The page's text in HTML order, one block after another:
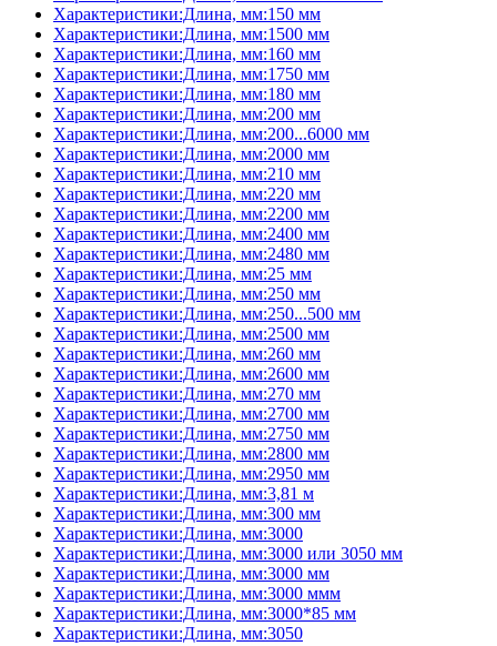
Характеристики:Длина, мм:150 мм
Характеристики:Длина, мм:1500 мм
Характеристики:Длина, мм:160 мм
Характеристики:Длина, мм:1750 мм
Характеристики:Длина, мм:180 мм
Характеристики:Длина, мм:200 мм
Характеристики:Длина, мм:200...6000 мм
Характеристики:Длина, мм:2000 мм
Характеристики:Длина, мм:210 мм
Характеристики:Длина, мм:220 мм
Характеристики:Длина, мм:2200 мм
Характеристики:Длина, мм:2400 мм
Характеристики:Длина, мм:2480 мм
Характеристики:Длина, мм:25 мм
Характеристики:Длина, мм:250 мм
Характеристики:Длина, мм:250...500 мм
Характеристики:Длина, мм:2500 мм
Характеристики:Длина, мм:260 мм
Характеристики:Длина, мм:2600 мм
Характеристики:Длина, мм:270 мм
Характеристики:Длина, мм:2700 мм
Характеристики:Длина, мм:2750 мм
Характеристики:Длина, мм:2800 мм
Характеристики:Длина, мм:2950 мм
Характеристики:Длина, мм:3,81 м
Характеристики:Длина, мм:300 мм
Характеристики:Длина, мм:3000
Характеристики:Длина, мм:3000 или 3050 мм
Характеристики:Длина, мм:3000 мм
Характеристики:Длина, мм:3000 ммм
Характеристики:Длина, мм:3000*85 мм
Характеристики:Длина, мм:3050